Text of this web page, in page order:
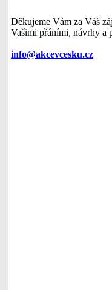
Děkujeme Vám za Váš
Vašimi přáními, návrhy a
info@akcevcesku.cz